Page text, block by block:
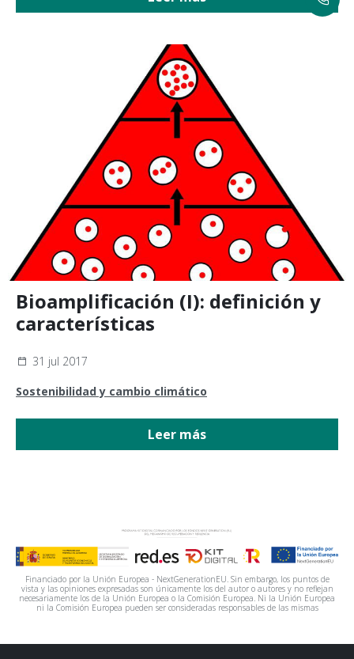
Bioamplificación (I): definición y
características
31 jul 2017
Sostenibilidad y cambio climático
Leer más
Financiado por la Unión Europea - NextGenerationEU. Sin embargo, los puntos de
vista y las opiniones expresadas son únicamente los del autor o autores y no reflejan
necesariamente los de la Unión Europea o la Comisión Europea. Ni la Unión Europea
ni la Comisión Europea pueden ser consideradas responsables de las mismas